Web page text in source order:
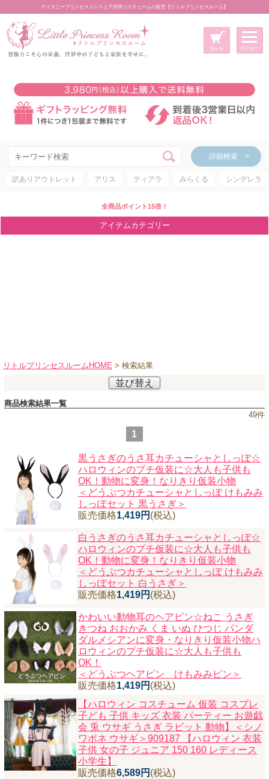
ディズニープリンセスドレスと子供用コスチュームの販売【リトルプリンセスルーム】
詳細検索 >
訳ありアウトレット アリス ティアラ みらくる シンデレラ
全商品ポイント15倍！
アイテムカテゴリー
リトルプリンセスルームHOME > 検索結果
並び替え
商品検索結果一覧
49件
1
黒うさぎのうさ耳カチューシャとしっぽ☆
ハロウィンのプチ仮装に☆大人も子供も
OK！動物に変身！なりきり仮装小物
＜どうぶつカチューシャとしっぽ けもみみ
しっぽセット 黒うさぎ＞
販売価格1,419円 (税込)
白うさぎのうさ耳カチューシャとしっぽ☆
ハロウィンのプチ仮装に☆大人も子供も
OK！動物に変身！なりきり仮装小物
＜どうぶつカチューシャとしっぽ けもみみ
しっぽセット 白うさぎ＞
販売価格1,419円 (税込)
かわいい動物耳のヘアピン☆ねこ うさぎ
きつね おおかみ くま いぬ ひつじ パンダ
ダルメシアンに変身・なりきり仮装小物ハ
ロウィンのプチ仮装に☆大人も子供も
OK！
＜どうぶつヘアピン けもみみピン＞
販売価格1,419円 (税込)
【ハロウィン コスチューム 仮装 コスプレ
子ども 子供 キッズ 衣装 パーティー お遊戯
会 兎 ウサギ うさぎ ラビット 動物】
＜シノ
ワポネ ウサギ＞909187 【ハロウィン 衣装
子供 女の子 ジュニア 150 160 レディース
小学生】
販売価格6,589円 (税込)
新規会員登録
マイページ
カート
詳細検索 >
アイテムカテゴリー
ディズニープリンセス
ディズニキャラクター
ブランド別に探す
アウトレット
ショッピングインフォメーション
会社概要
返品・交換
サイズの測り方
よくあるご質問
レビューを見る
ブログ
ニュースレター購読
マイページログイン
お問い合わせ
当店は持続可能な開発目標「SDGs」を推進しています。
0120-221-040
電話受付時間：月～金10:00~16:00 ※祝日除く